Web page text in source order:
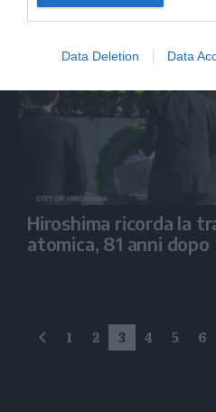
Data Deletion Data
Hiroshima ricorda la
atomica, 81 anni dopo
precedente
1 2 3 4 5 6